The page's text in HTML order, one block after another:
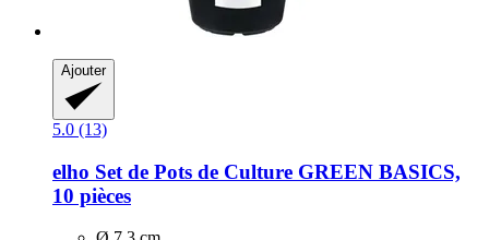
Ajouter
5.0 (13)
elho Set de Pots de Culture GREEN BASICS,
10 pièces